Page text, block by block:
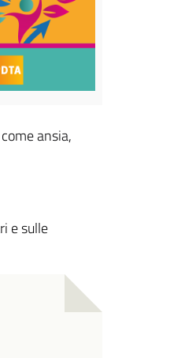
ansia,
e sulle